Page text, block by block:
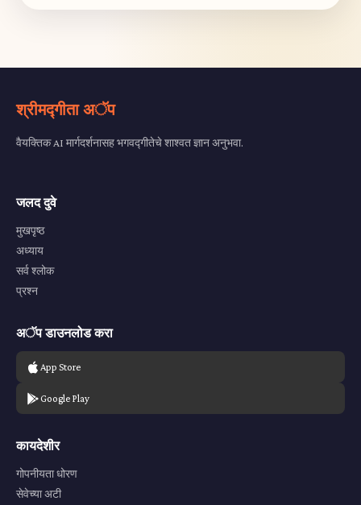
श्रीमद्गीता अॅप
वैयक्तिक AI मार्गदर्शनासह भगवद्गीतेचे शाश्वत ज्ञान अनुभवा.
जलद दुवे
मुखपृष्ठ
अध्याय
सर्व श्लोक
प्रश्न
अॅप डाउनलोड करा
App Store
Google Play
कायदेशीर
गोपनीयता धोरण
सेवेच्या अटी